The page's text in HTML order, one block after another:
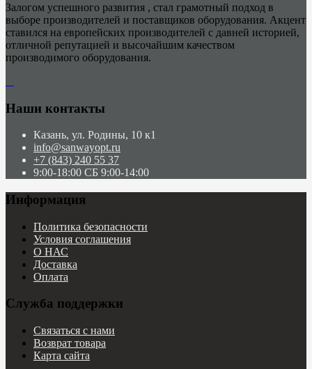
Залогом успешного развития , стал грамотный подход в
выборе производителей и поставщиков оборудования. Акцент
ставился на европейских производителей с давней историей,
отличной репутацией и высочайшим качеством
производимого оборудования.
Наши контакты
Казань, ул. Родины, 10 к1
info@sanwayopt.ru
+7 (843) 240 55 37
9:00-18:00 СБ 9:00-14:00
Информация
Политика безопасности
Условия соглашения
О НАС
Доставка
Оплата
Служба поддержки
Связаться с нами
Возврат товара
Карта сайта